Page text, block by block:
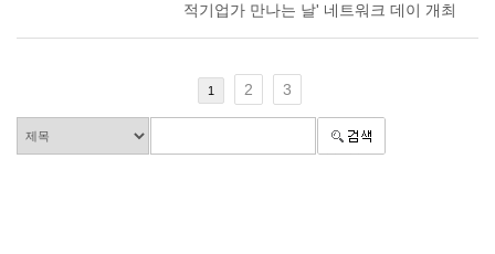
적기업가 만나는 날' 네트워크 데이 개최
1 2 3